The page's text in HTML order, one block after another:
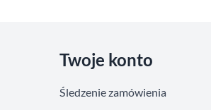
Twoje konto
Śledzenie zamówienia